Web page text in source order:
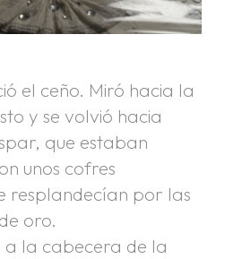
el ceño. Miró hacia la
y se volvió hacia
que estaban
unos cofres
resplandecían por las
oro.
a la cabecera de la